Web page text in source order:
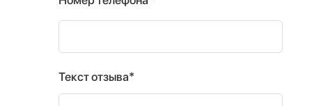
Текст отзыва*